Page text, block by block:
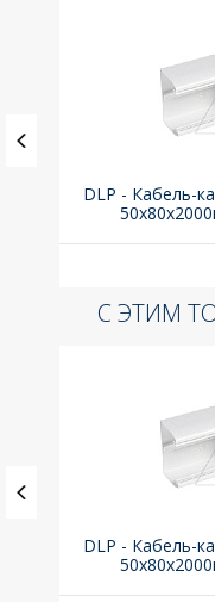
DLP - Кабель-
С ЭТИМ
DLP - Кабель-